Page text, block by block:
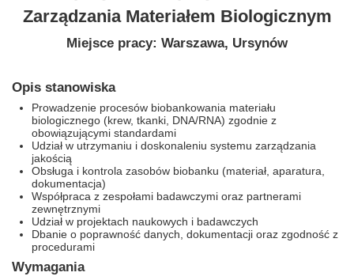
Zarządzania Materiałem Biologicznym
Miejsce pracy: Warszawa, Ursynów
Opis stanowiska
Prowadzenie procesów biobankowania materiału
biologicznego (krew, tkanki, DNA/RNA) zgodnie z
obowiązującymi standardami
Udział w utrzymaniu i doskonaleniu systemu zarządzania
jakością
Obsługa i kontrola zasobów biobanku (materiał, aparatura,
dokumentacja)
Współpraca z zespołami badawczymi oraz partnerami
zewnętrznymi
Udział w projektach naukowych i badawczych
Dbanie o poprawność danych, dokumentacji oraz zgodność z
procedurami
Wymagania